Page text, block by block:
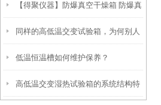
法！
【得聚仪器】防爆真空干燥箱 防爆真
空烘箱可用于哪些行业？
同样的高低温交变试验箱，为何别人
的使用寿命这么长？
低温恒温槽如何维护保养？
高低温交变湿热试验箱的系统结构特